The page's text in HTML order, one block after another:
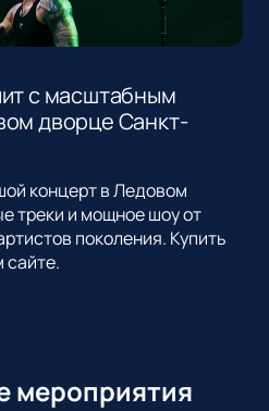
с масштабным
дворце Санкт-
концерт в Ледовом
треки и мощное шоу от
поколения. Купить
мероприятия